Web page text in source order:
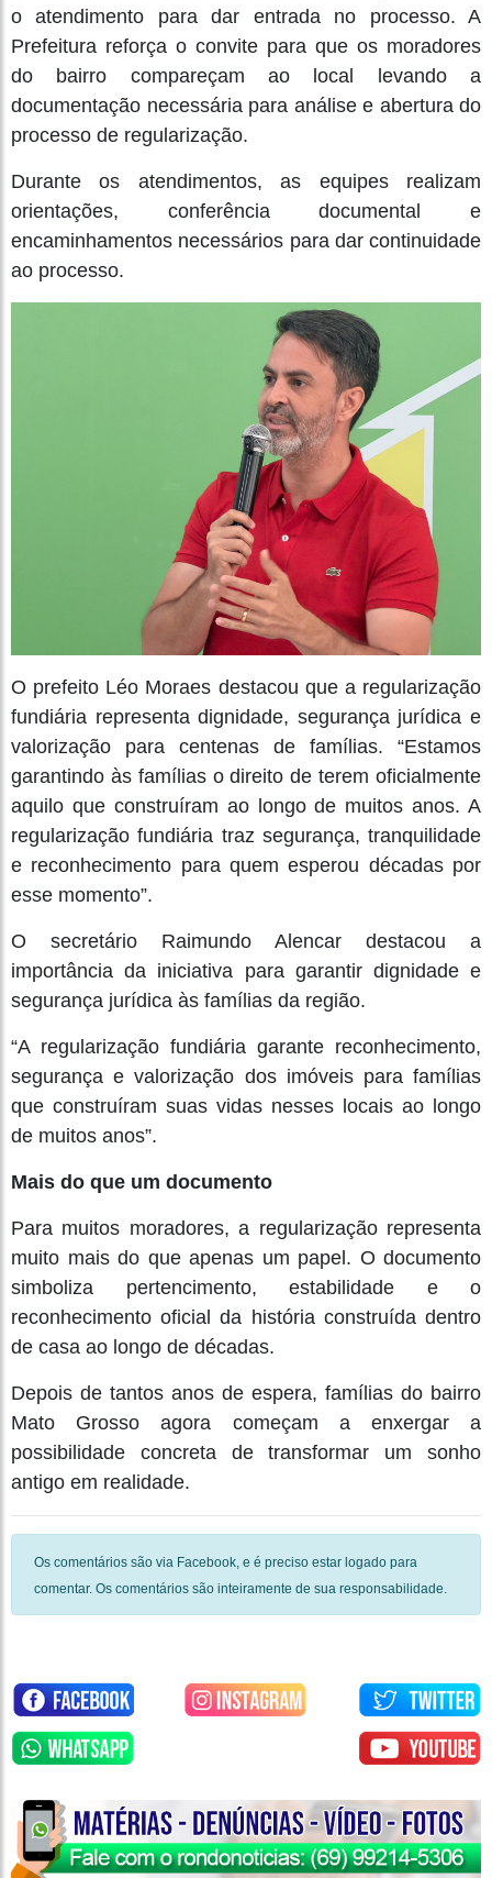
o atendimento para dar entrada no processo. A
Prefeitura reforça o convite para que os moradores
do bairro compareçam ao local levando a
documentação necessária para análise e abertura do
processo de regularização.
Durante os atendimentos, as equipes realizam
orientações, conferência documental e
encaminhamentos necessários para dar continuidade
ao processo.
O prefeito Léo Moraes destacou que a regularização
fundiária representa dignidade, segurança jurídica e
valorização para centenas de famílias. “Estamos
garantindo às famílias o direito de terem oficialmente
aquilo que construíram ao longo de muitos anos. A
regularização fundiária traz segurança, tranquilidade
e reconhecimento para quem esperou décadas por
esse momento”.
O secretário Raimundo Alencar destacou a
importância da iniciativa para garantir dignidade e
segurança jurídica às famílias da região.
“A regularização fundiária garante reconhecimento,
segurança e valorização dos imóveis para famílias
que construíram suas vidas nesses locais ao longo
de muitos anos”.
Mais do que um documento
Para muitos moradores, a regularização representa
muito mais do que apenas um papel. O documento
simboliza pertencimento, estabilidade e o
reconhecimento oficial da história construída dentro
de casa ao longo de décadas.
Depois de tantos anos de espera, famílias do bairro
Mato Grosso agora começam a enxergar a
possibilidade concreta de transformar um sonho
antigo em realidade.
Os comentários são via Facebook, e é preciso estar logado para
comentar. Os comentários são inteiramente de sua responsabilidade.